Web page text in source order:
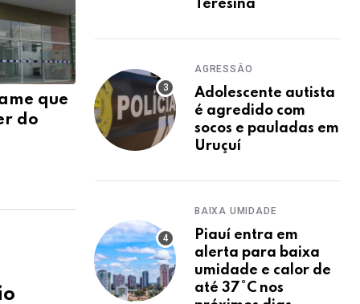
que
do
Teresina
AGRESSÂO
Adolescente autista
é agredido com
socos e pauladas em
Uruçuí
BAIXA UMIDADE
Piauí entra em
alerta para baixa
umidade e calor de
até 37°C nos